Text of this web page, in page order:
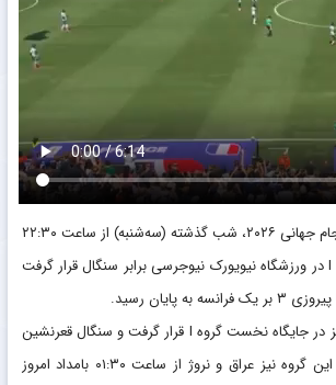
در چارچوب رقابت‌های جام جهانی ۲۰۲۶، شب گذشته (سه‌شنبه) از ساعت ۲۲:۳۰
تیم ملی فرانسه از گروه I در ورزشگاه نیویورک نیوجرسی برابر سنگال قرار گرفت
پایان رسید.
فرانسه با این پیروزی نیز در جایگاه نخست گروه I قرار گرفت و سنگال قعرنشین
شد. در ادامه بازی‌های این گروه نیز عراق و نروژ از ساعت ۰۱:۳۰ بامداد امروز